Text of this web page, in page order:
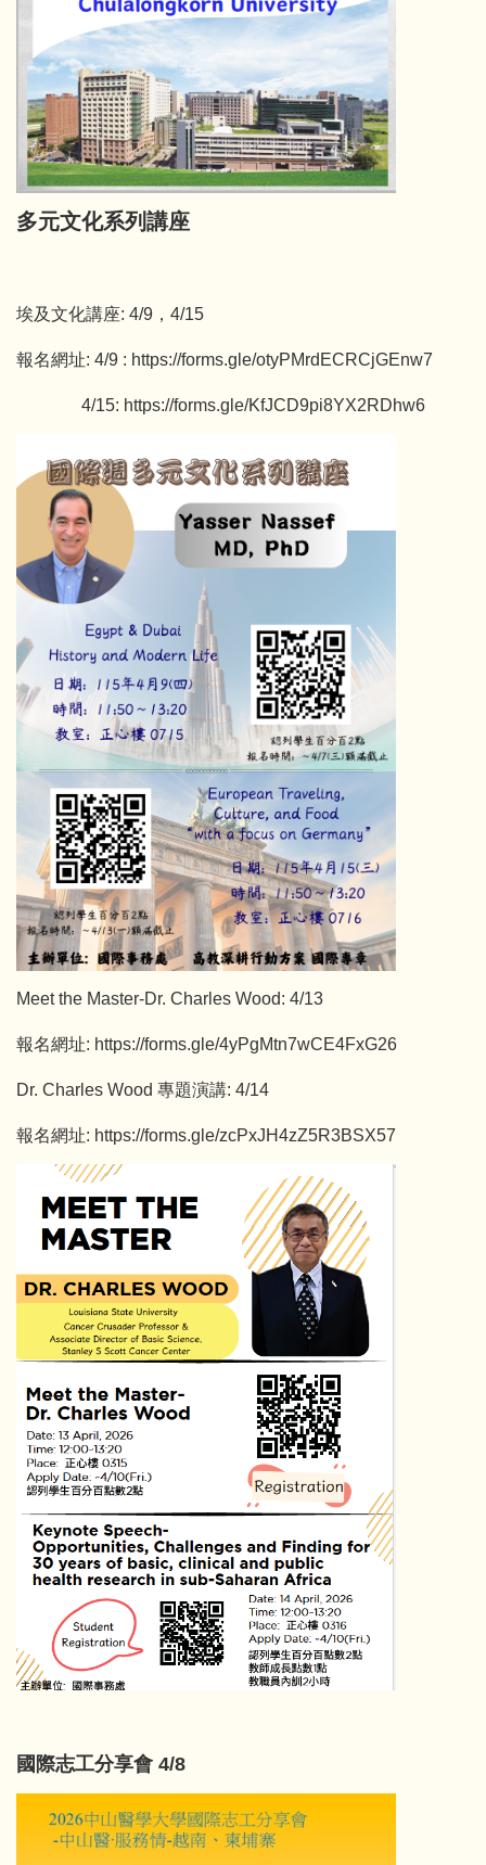
多元文化系列講座
埃及文化講座: 4/9，4/15
報名網址: 4/9 : https://forms.gle/otyPMrdECRCjGEnw7
4/15: https://forms.gle/KfJCD9pi8YX2RDhw6
Meet the Master-Dr. Charles Wood: 4/13
報名網址: https://forms.gle/4yPgMtn7wCE4FxG26
Dr. Charles Wood 專題演講: 4/14
報名網址: https://forms.gle/zcPxJH4zZ5R3BSX57
國際志工分享會 4/8